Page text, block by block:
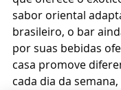
sabor oriental
brasileiro, o bar
por suas bebidas
casa promove
cada dia da